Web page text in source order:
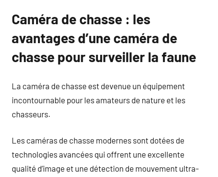
Caméra de chasse : les
avantages d’une caméra de
chasse pour surveiller la faune
La caméra de chasse est devenue un équipement
incontournable pour les amateurs de nature et les
chasseurs.
Les caméras de chasse modernes sont dotées de
technologies avancées qui offrent une excellente
qualité d’image et une détection de mouvement ultra-